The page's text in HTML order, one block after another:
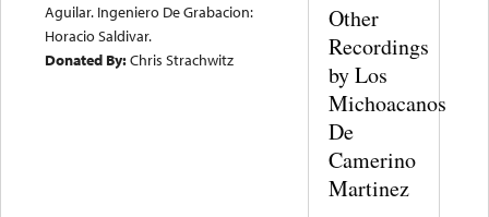
Aguilar. Ingeniero De Grabacion:
Horacio Saldivar.
Donated By:Chris Strachwitz
Other
Recordings
by Los
Michoacanos
De
Camerino
Martinez